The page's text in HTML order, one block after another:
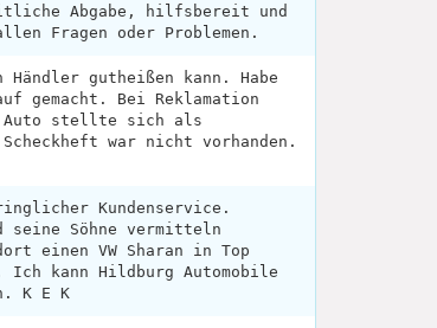
Abgabe, hilfsbereit und
Fragen oder Problemen.
gutheißen kann. Habe
gemacht. Bei Reklamation
Auto stellte sich als
war nicht vorhanden.
Kundenservice.
seine Söhne vermitteln
einen VW Sharan in Top
Ich kann Hildburg Automobile
K E K